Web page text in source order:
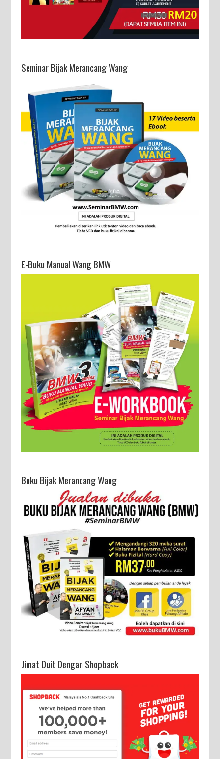
Seminar Bijak Merancang Wang
E-Buku Manual Wang BMW
Buku Bijak Merancang Wang
Jimat Duit Dengan Shopback